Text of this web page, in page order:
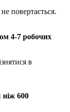
повертається.
4-7 робочих
в
ніж 600